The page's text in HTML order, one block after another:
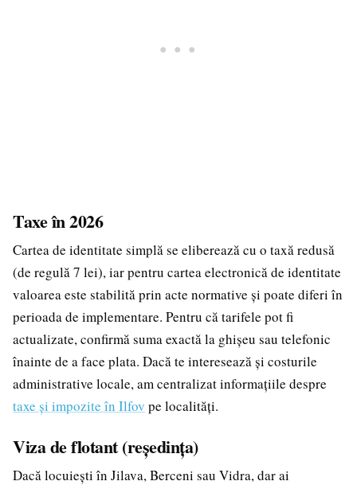
Taxe în 2026
Cartea de identitate simplă se eliberează cu o taxă redusă
(de regulă 7 lei), iar pentru cartea electronică de identitate
valoarea este stabilită prin acte normative și poate diferi în
perioada de implementare. Pentru că tarifele pot fi
actualizate, confirmă suma exactă la ghișeu sau telefonic
înainte de a face plata. Dacă te interesează și costurile
administrative locale, am centralizat informațiile despre
taxe și impozite în Ilfov pe localități.
Viza de flotant (reședința)
Dacă locuiești în Jilava, Berceni sau Vidra, dar ai